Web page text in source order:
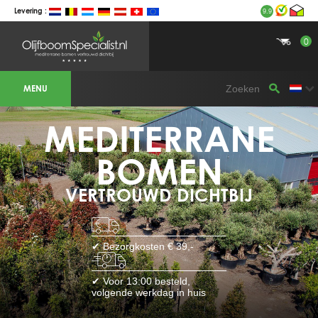
Levering : 9.9
BOTANICALGROUP WERKGEBIEDEN &
WEBSITES
OLIJFBOOMSPECIALIST.NL
OLIJFBOOMSPECIALIST.BE
LESPECIALISTEDESOLIVIERS.FR
OLIVENBAUM.DE
DRZEWAOLIWNE.PL
OLIVETREESPECIALIST.COM
Bomen
BOMEN.NL
GROENBLIJVENDEBOMEN.NL
GROENBLIJVENDEBOMEN.BE
PALMBOMENSPECIALIST.NL
IMMERGRUENEBAEUME.DE
Botanicalgroup
BOTANICALGROUP.EU
BOTANICALGROUP.DE
BOTANICALGROUP.BE
0
MENU
MEDITERRANE
BOMEN
VERTROUWD DICHTBIJ
✔ Bezorgkosten € 39,-
✔ Voor 13:00 besteld,
volgende werkdag in huis